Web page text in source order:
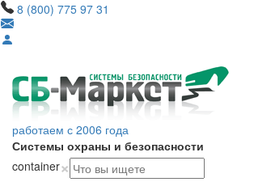
8 (800) 775 97 31
работаем с 2006 года
Системы охраны и безопасности
container×